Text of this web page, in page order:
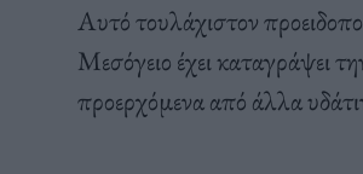
Αυτό τουλάχιστον
Μεσόγειο έχει καταγράψει
προερχόμενα από άλλα